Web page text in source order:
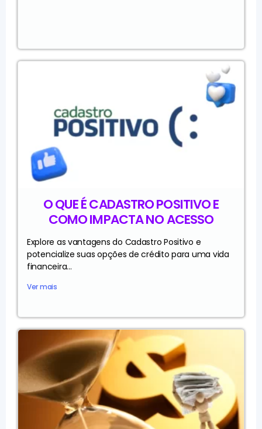
O QUE É CADASTRO POSITIVO E
COMO IMPACTA NO ACESSO
Explore as vantagens do Cadastro Positivo e
potencialize suas opções de crédito para uma vida
financeira...
Ver mais